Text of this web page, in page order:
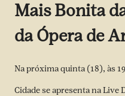
Mais Bonita
da Ópera de
Na próxima quinta (18), às
Cidade se apresenta na